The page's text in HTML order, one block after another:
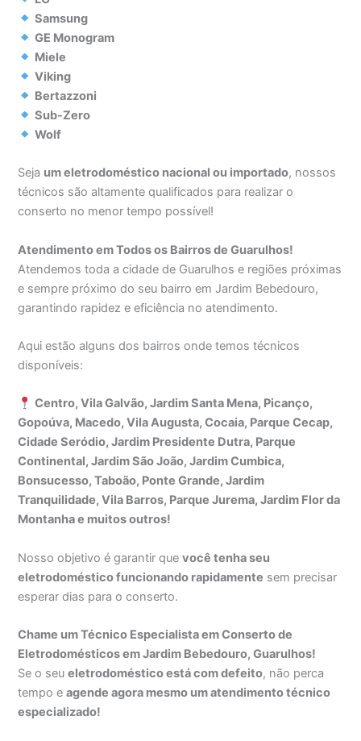
Samsung
GE Monogram
Miele
Viking
Bertazzoni
Sub-Zero
Wolf
Seja um eletrodoméstico nacional ou importado, nossos
técnicos são altamente qualificados para realizar o
conserto no menor tempo possível!
Atendimento em Todos os Bairros de Guarulhos!
Atendemos toda a cidade de Guarulhos e regiões próximas
e sempre próximo do seu bairro em Jardim Bebedouro,
garantindo rapidez e eficiência no atendimento.
Aqui estão alguns dos bairros onde temos técnicos
disponíveis:
Centro, Vila Galvão, Jardim Santa Mena, Picanço,
Gopoúva, Macedo, Vila Augusta, Cocaia, Parque Cecap,
Cidade Seródio, Jardim Presidente Dutra, Parque
Continental, Jardim São João, Jardim Cumbica,
Bonsucesso, Taboão, Ponte Grande, Jardim
Tranquilidade, Vila Barros, Parque Jurema, Jardim Flor da
Montanha e muitos outros!
Nosso objetivo é garantir quevocê tenha seu
eletrodoméstico funcionando rapidamente sem precisar
esperar dias para o conserto.
Chame um Técnico Especialista em Conserto de
Eletrodomésticos em Jardim Bebedouro, Guarulhos!
Se o seueletrodoméstico está com defeito, não perca
tempo eagende agora mesmo um atendimento técnico
especializado!